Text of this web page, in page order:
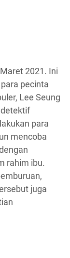
2021. Ini
pecinta
Lee Seung
para
mencoba
rahim ibu.
juga